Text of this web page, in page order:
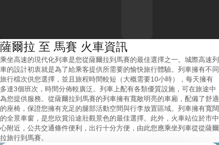
薩爾拉 至 馬賽 火車資訊
乘坐高速的現代化列車是您從薩爾拉到馬賽的最佳選擇之一。城際高速列
車的設計初衷就是為了給乘客提供所需要的愉快旅行體驗。列車擁有不同
旅行檔次供您選擇，並且旅程時間較短（大概需要10小時），每天擁有
多達3個班次，時間分佈較廣泛。列車上配有各類優質設施，可在旅途中
為您提供服務。從薩爾拉到馬賽的列車擁有寬敞明亮的車廂，配備了舒適
的座椅，保證您擁有充足的腿部活動空間與行李放置區域。列車擁有寬闊
的全景車窗，是您欣賞沿途壯觀景色的最佳選擇。此外，火車站位於市中
心附近，公共交通條件便利，出行十分方便，由此您應乘坐列車從從薩爾
拉旅行到馬賽。